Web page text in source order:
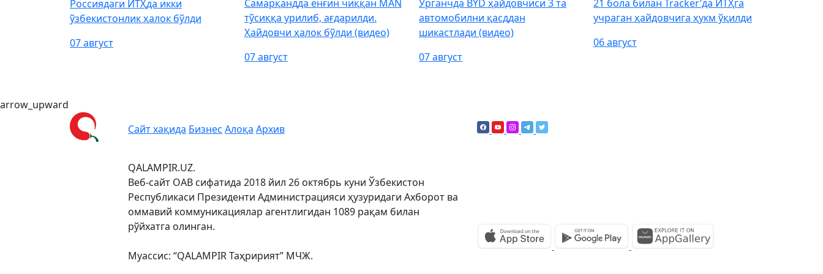
Россиядаги ЙТҲда икки
ўзбекистонлик ҳалок бўлди
07 август
Самарқандда ёнғин чиққан MAN
тўсиққа урилиб, ағдарилди.
Ҳайдовчи ҳалок бўлди (видео)
07 август
Урганчда BYD ҳайдовчиси 3 та
автомобилни қасддан
шикастлади (видео)
07 август
21 бола билан Tracker’да ЙТҲга
учраган ҳайдовчига ҳукм ўқилди
06 август
arrow_upward
Сайт хақида Бизнес Алоқа Архив
QALAMPIR.UZ.
Веб-сайт ОАВ сифатида 2018 йил 26 октябрь куни Ўзбекистон
Республикаси Президенти Администрацияси ҳузуридаги Ахборот ва
оммавий коммуникациялар агентлигидан 1089 рақам билан
рўйхатга олинган.
Муассис: “QALAMPIR Таҳририят” МЧЖ.